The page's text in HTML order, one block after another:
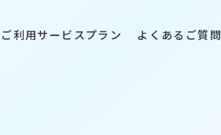
ご利用サービスプラン よくあるご質問